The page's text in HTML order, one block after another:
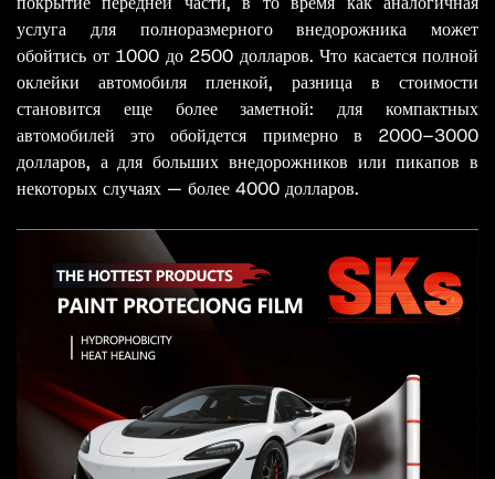
услуга для полноразмерного внедорожника может
обойтись от 1000 до 2500 долларов. Что касается полной
оклейки автомобиля пленкой, разница в стоимости
становится еще более заметной: для компактных
автомобилей это обойдется примерно в 2000–3000
долларов, а для больших внедорожников или пикапов в
некоторых случаях — более 4000 долларов.